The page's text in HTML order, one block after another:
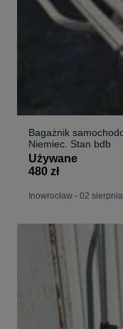
Bagażnik
Niemiec. Stan bdb
Używane
480 zł
Inowrocław - 02